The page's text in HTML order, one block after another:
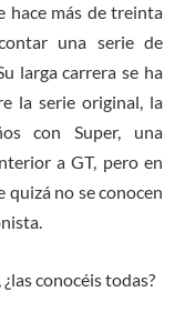
hace más de treinta
una serie de
larga carrera se ha
la serie original, la
con Super, una
a GT, pero en
quizá no se conocen
conocéis todas?